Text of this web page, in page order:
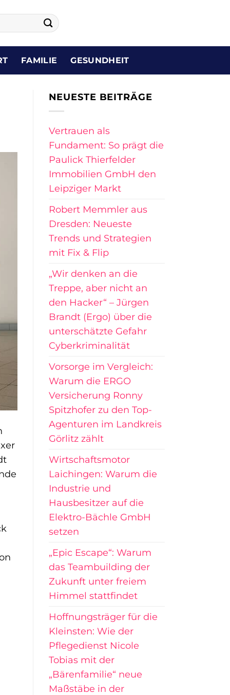
FAMILIE GESUNDHEIT
NEUESTE BEITRÄGE
Vertrauen als
Fundament: So prägt die
Paulick Thierfelder
Immobilien GmbH den
Leipziger Markt
Robert Memmler aus
Dresden: Neueste
Trends und Strategien
mit Fix & Flip
„Wir denken an die
Treppe, aber nicht an
den Hacker“ – Jürgen
Brandt (Ergo) über die
unterschätzte Gefahr
Cyberkriminalität
Vorsorge im Vergleich:
Warum die ERGO
Versicherung Ronny
Spitzhofer zu den Top-
Agenturen im Landkreis
Görlitz zählt
Wirtschaftsmotor
Laichingen: Warum die
Industrie und
Hausbesitzer auf die
Elektro-Bächle GmbH
setzen
„Epic Escape“: Warum
das Teambuilding der
Zukunft unter freiem
Himmel stattfindet
Hoffnungsträger für die
Kleinsten: Wie der
Pflegedienst Nicole
Tobias mit der
„Bärenfamilie“ neue
Maßstäbe in der